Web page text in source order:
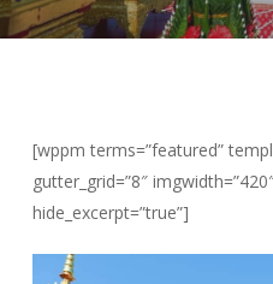
[wppm terms=”featured”
gutter_grid=”8″
hide_excerpt=”true”]